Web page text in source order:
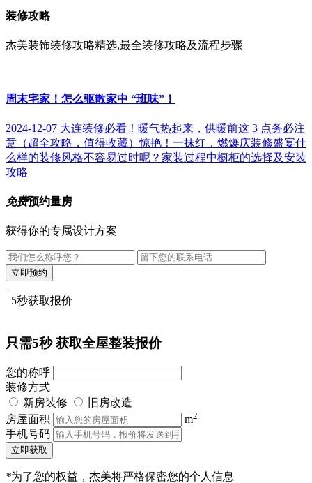
装修攻略
杰美装饰装修攻略精选,最全装修攻略及流程步骤
周末宅家！怎么驱散家中 “班味”！
2024-12-07 大连装修必看！暖气热起来，供暖前这 3 点务必注
意（超全攻略，值得收藏）惊艳！一抹红，燃爆庆装修盛宴什
么样的装修风格不容易过时呢？ 家装过程中橱柜的选择及安装
攻略
免费预约量房
获得你的专属设计方案
5秒获取报价
只需5秒获取全屋整装报价
您的称呼
装修方式
新房装修
旧房改造
房屋面积
m2
手机号码
立即获取
*为了您的权益，杰美将严格保密您的个人信息